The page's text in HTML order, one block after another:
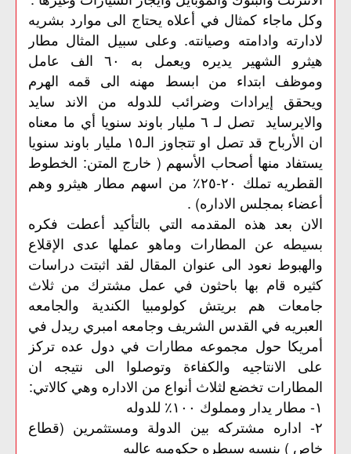
وكل ماجاء كمثال في أعلاه يحتاج الى موارد بشريه
لادارته وادامته وصيانته. وعلى سبيل المثال مطار
هيثرو الشهير يديره ويعمل به ٦٠ الف عامل
وموظف ابتداء من ابسط مهنه الى قمه الهرم
ويحقق إيرادات وضرائب للدوله من الاند سايد
والايرسايد تصل لـ ٦ مليار باوند سنويا أي ما معناه
ان الأرباح قد تصل او تتجاوز الـ١٥ مليار باوند سنويا
يستفاد منها أصحاب الأسهم ( خارج المتن: الخطوط
القطريه تملك ٢٠-٢٥٪ من اسهم مطار هيثرو وهم
أعضاء بمجلس الاداره) .
الان بعد هذه المقدمه التي بالتأكيد أعطت فكره
بسيطه عن المطارات وماهو عملها عدى الإقلاع
والهبوط نعود الى عنوان المقال لقد اثبتت دراسات
كثيره قام بها باحثون في عمل مشترك من ثلاث
جامعات هم بريتش كولومبيا الكندية والجامعه
العبريه في القدس الشريف وجامعه امبري ريدل في
أمريكا حول مجموعه مطارات في دول عده تركز
على الانتاجيه والكفاءة وتوصلوا الى نتيجه ان
المطارات تخضع لثلاث أنواع من الاداره وهي كالاتي:
١- مطار يدار ومملوك ١٠٠٪ للدوله
٢- اداره مشتركه بين الدولة ومستثمرين (قطاع
خاص ) بنسبه سيطره حكوميه عاليه